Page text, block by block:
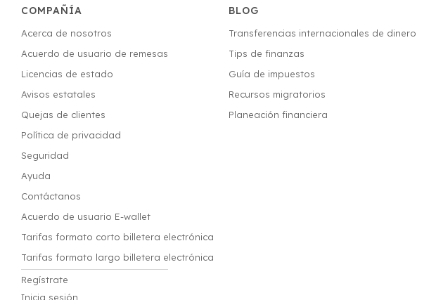
COMPAÑÍA
Acerca de nosotros
Acuerdo de usuario de remesas
Licencias de estado
Avisos estatales
Quejas de clientes
Política de privacidad
Seguridad
Ayuda
Contáctanos
Acuerdo de usuario E-wallet
Tarifas formato corto billetera electrónica
Tarifas formato largo billetera electrónica
Regístrate
Inicia sesión
BLOG
Transferencias internacionales de dinero
Tips de finanzas
Guía de impuestos
Recursos migratorios
Planeación financiera